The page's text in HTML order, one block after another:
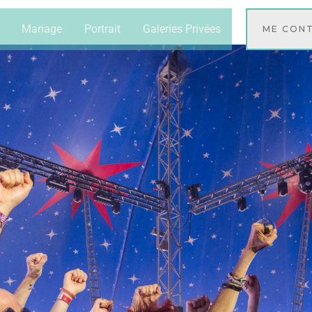
Mariage Portrait Galeries Privées ME